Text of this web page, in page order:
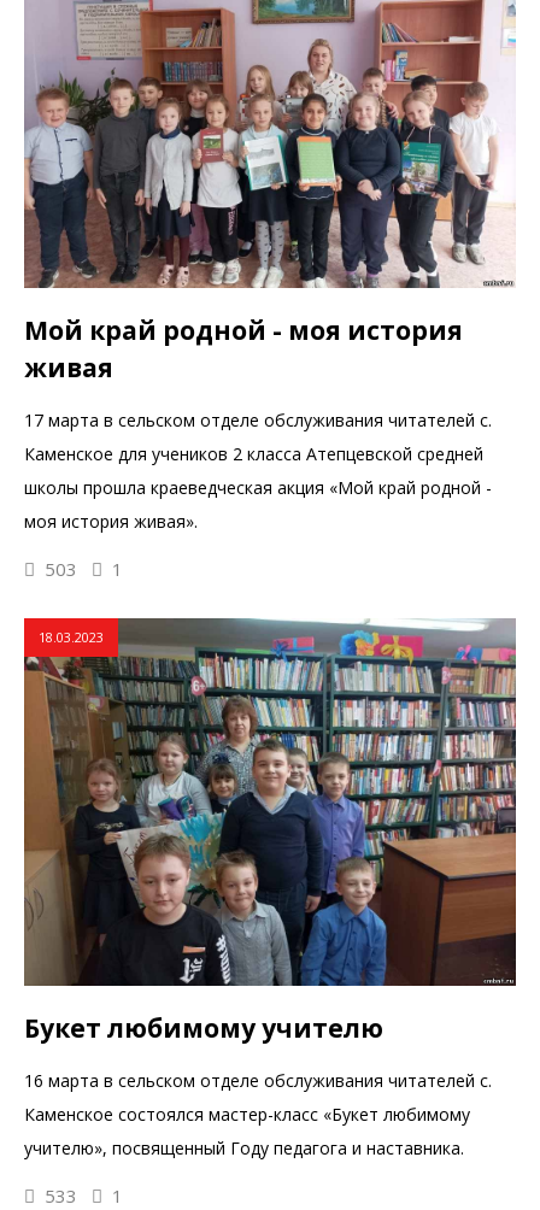
Мой край родной - моя история
живая
17 марта в сельском отделе обслуживания читателей с.
Каменское для учеников 2 класса Атепцевской средней
школы прошла краеведческая акция «Мой край родной -
моя история живая».
503 1
18.03.2023
Букет любимому учителю
16 марта в сельском отделе обслуживания читателей с.
Каменское состоялся мастер-класс «Букет любимому
учителю», посвященный Году педагога и наставника.
533 1